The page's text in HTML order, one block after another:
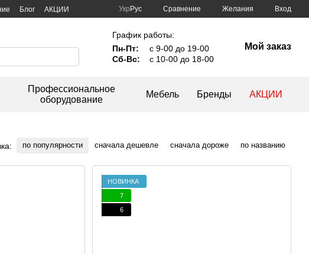
Блог
АКЦИИ
Укр Рус Сравнение Желания Вход
График работы:
Пн-Пт:
с 9-00 до 19-00
Сб-Вс:
с 10-00 до 18-00
Мой заказ
Профессиональное
оборудование
Мебель Бренды АКЦИИ
по популярности сначала дешевле сначала дороже по названию
НОВИНКА
7
6